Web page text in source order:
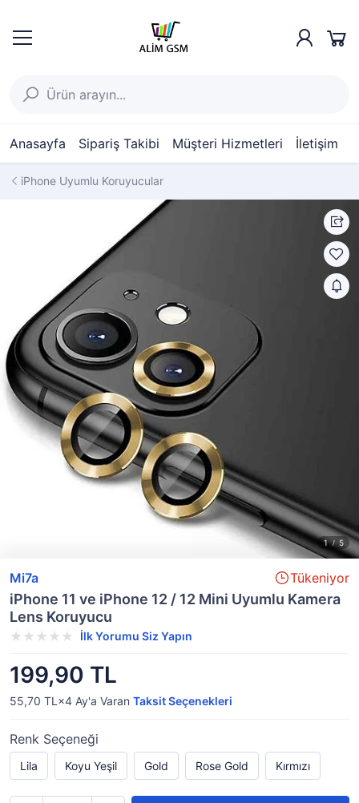
Anasayfa Sipariş Takibi Müşteri Hizmetleri İletişim
iPhone Uyumlu Koruyucular
Mi7a Tükeniyor
iPhone 11 ve iPhone 12 / 12 Mini Uyumlu Kamera
Lens Koruyucu
İlk Yorumu Siz Yapın
199,90 TL
55,70 TL×4 Ay'a Varan Taksit Seçenekleri
Renk Seçeneği
Lila Koyu Yeşil Gold Rose Gold Kırmızı